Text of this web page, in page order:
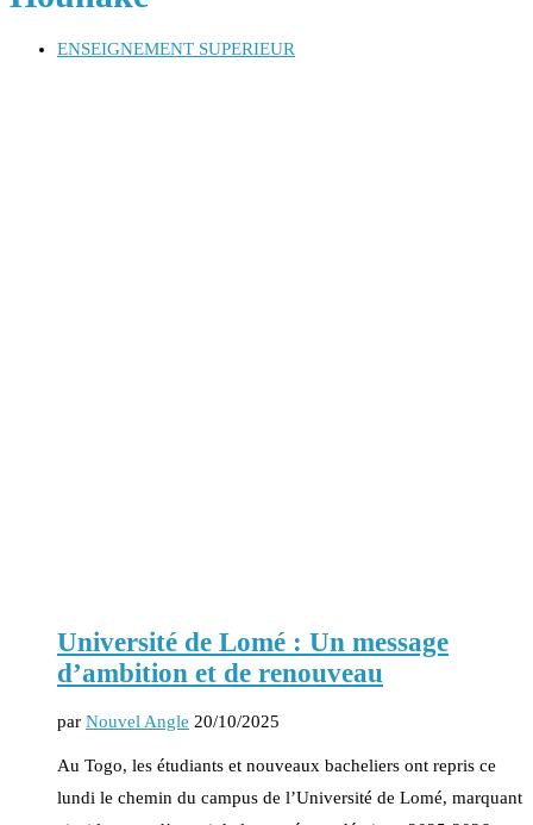
ENSEIGNEMENT SUPERIEUR
Université de Lomé : Un message
d’ambition et de renouveau
par Nouvel Angle 20/10/2025
Au Togo, les étudiants et nouveaux bacheliers ont repris ce
lundi le chemin du campus de l’Université de Lomé, marquant